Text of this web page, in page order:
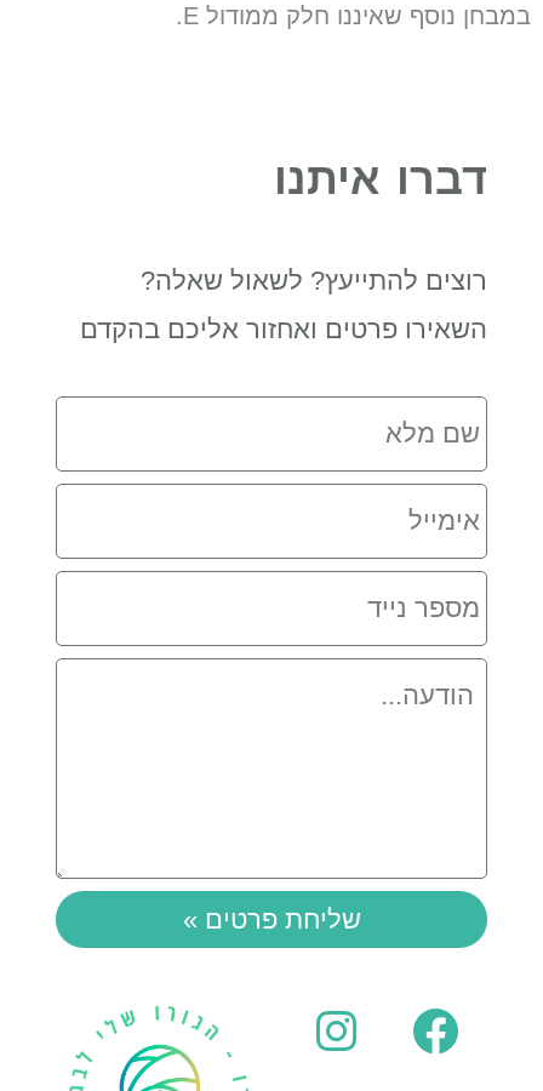
במבחן נוסף שאיננו חלק ממודול E.
דברו איתנו
רוצים להתייעץ? לשאול שאלה?
השאירו פרטים ואחזור אליכם בהקדם
שם
מלא
אימייל
מספר
נייד
הודעה
שליחת פרטים »
Facebook
InstagramYoutube
Whatsapp